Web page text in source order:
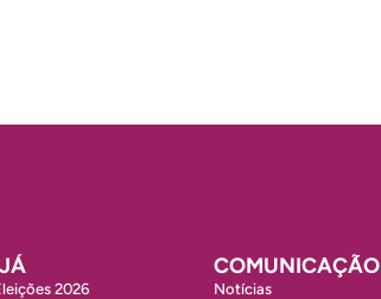
2026
COMUNICAÇÃO
Notícias